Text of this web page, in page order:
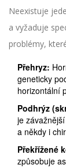
Neexistuje
a vyžaduje
problémy,
Přehryz:
geneticky
horizontální
Podhrýz
je
a někdy i
Překřížené
způsobuje